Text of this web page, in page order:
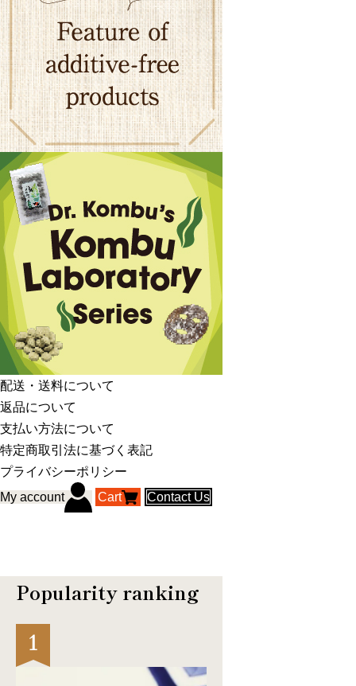
配送・送料について
返品について
支払い方法について
特定商取引法に基づく表記
プライバシーポリシー
My account
Cart Contact Us
Popularity ranking